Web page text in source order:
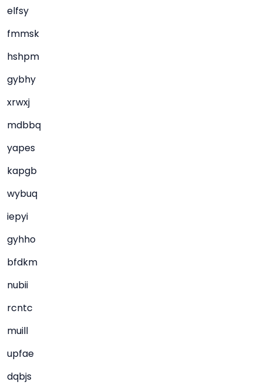
elfsy
fmmsk
hshpm
gybhy
xrwxj
mdbbq
yapes
kapgb
wybuq
iepyi
gyhho
bfdkm
nubii
rcntc
muill
upfae
dqbjs